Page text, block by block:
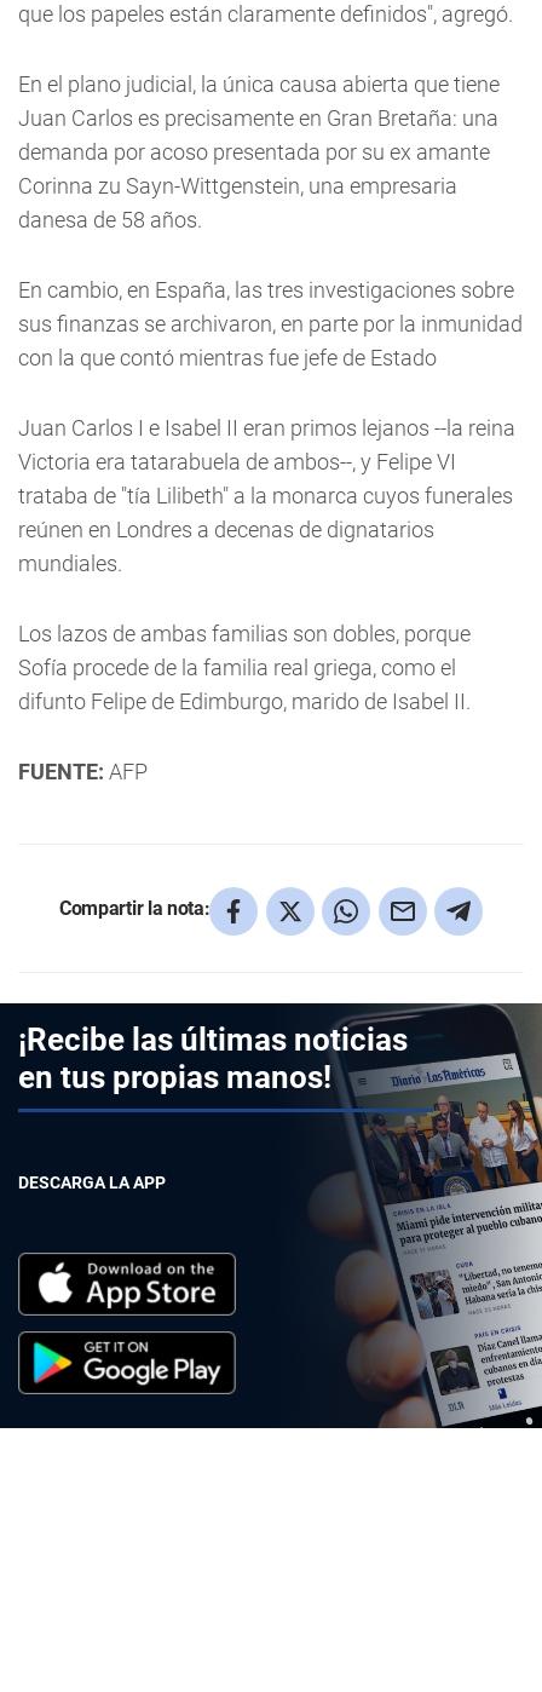
que los papeles están claramente definidos", agregó.
En el plano judicial, la única causa abierta que tiene
Juan Carlos es precisamente en Gran Bretaña: una
demanda por acoso presentada por su ex amante
Corinna zu Sayn-Wittgenstein, una empresaria
danesa de 58 años.
En cambio, en España, las tres investigaciones sobre
sus finanzas se archivaron, en parte por la inmunidad
con la que contó mientras fue jefe de Estado
Juan Carlos I e Isabel II eran primos lejanos --la reina
Victoria era tatarabuela de ambos--, y Felipe VI
trataba de "tía Lilibeth" a la monarca cuyos funerales
reúnen en Londres a decenas de dignatarios
mundiales.
Los lazos de ambas familias son dobles, porque
Sofía procede de la familia real griega, como el
difunto Felipe de Edimburgo, marido de Isabel II.
FUENTE: AFP
Compartir la nota:
¡Recibe las últimas noticias
en tus propias manos!
DESCARGA LA APP